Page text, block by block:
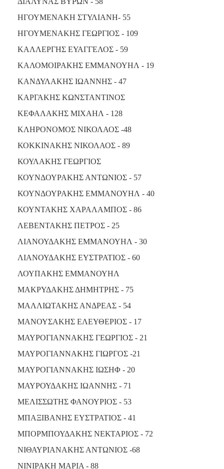
ΗΓΟΥΜΕΝΑΚΗ ΣΤΥΛΙΑΝΗ- 55
ΗΓΟΥΜΕΝΑΚΗΣ ΓΕΩΡΓΙΟΣ - 109
ΚΑΛΛΕΡΓΗΣ ΕΥΑΓΓΕΛΟΣ - 59
ΚΑΛΟΜΟΙΡΑΚΗΣ ΕΜΜΑΝΟΥΗΛ - 19
ΚΑΝΔΥΛΑΚΗΣ ΙΩΑΝΝΗΣ - 47
ΚΑΡΓΑΚΗΣ ΚΩΝΣΤΑΝΤΙΝΟΣ
ΚΕΦΑΛΑΚΗΣ ΜΙΧΑΗΛ - 128
ΚΛΗΡΟΝΟΜΟΣ ΝΙΚΟΛΑΟΣ -48
ΚΟΚΚΙΝΑΚΗΣ ΝΙΚΟΛΑΟΣ - 89
ΚΟΥΛΑΚΗΣ ΓΕΩΡΓΙΟΣ
ΚΟΥΝΔΟΥΡΑΚΗΣ ΑΝΤΩΝΙΟΣ - 57
ΚΟΥΝΔΟΥΡΑΚΗΣ ΕΜΜΑΝΟΥΗΛ - 40
ΚΟΥΝΤΑΚΗΣ ΧΑΡΑΛΑΜΠΟΣ - 86
ΛΕΒΕΝΤΑΚΗΣ ΠΕΤΡΟΣ - 25
ΛΙΑΝΟΥΔΑΚΗΣ ΕΜΜΑΝΟΥΗΛ - 30
ΛΙΑΝΟΥΔΑΚΗΣ ΕΥΣΤΡΑΤΙΟΣ - 60
ΛΟΥΠΑΚΗΣ ΕΜΜΑΝΟΥΗΛ
ΜΑΚΡΥΔΑΚΗΣ ΔΗΜΗΤΡΗΣ - 75
ΜΑΛΛΙΩΤΑΚΗΣ ΑΝΔΡΕΑΣ - 54
ΜΑΝΟΥΣΑΚΗΣ ΕΛΕΥΘΕΡΙΟΣ - 17
ΜΑΥΡΟΓΙΑΝΝΑΚΗΣ ΓΕΩΡΓΙΟΣ - 21
ΜΑΥΡΟΓΙΑΝΝΑΚΗΣ ΓΙΩΡΓΟΣ -21
ΜΑΥΡΟΓΙΑΝΝΑΚΗΣ ΙΩΣΗΦ - 20
ΜΑΥΡΟΥΔΑΚΗΣ ΙΩΑΝΝΗΣ - 71
ΜΕΛΙΣΣΩΤΗΣ ΦΑΝΟΥΡΙΟΣ - 53
ΜΠΑΞΙΒΑΝΗΣ ΕΥΣΤΡΑΤΙΟΣ - 41
ΜΠΟΡΜΠΟΥΔΑΚΗΣ ΝΕΚΤΑΡΙΟΣ - 72
ΝΙΘΑΥΡΙΑΝΑΚΗΣ ΑΝΤΩΝΙΟΣ -68
ΝΙΝΙΡΑΚΗ ΜΑΡΙΑ - 88